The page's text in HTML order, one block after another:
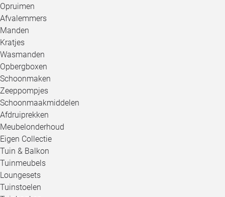
Opruimen
Afvalemmers
Manden
Kratjes
Wasmanden
Opbergboxen
Schoonmaken
Zeeppompjes
Schoonmaakmiddelen
Afdruiprekken
Meubelonderhoud
Eigen Collectie
Tuin & Balkon
Tuinmeubels
Loungesets
Tuinstoelen